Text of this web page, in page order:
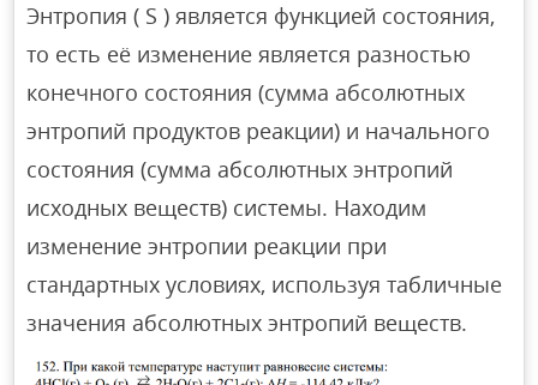
Энтропия ( S ) является функцией состояния,
то есть её изменение является разностью
конечного состояния (сумма абсолютных
энтропий продуктов реакции) и начального
состояния (сумма абсолютных энтропий
исходных веществ) системы. Находим
изменение энтропии реакции при
стандартных условиях, используя табличные
значения абсолютных энтропий веществ.